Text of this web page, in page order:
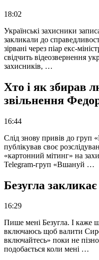
18:02
Українські захисники
закликали до
зірвані через піар екс-
свідчить відеозвернення
захисників, …
Хто і як збирав
звільнення
16:44
Слід знову привів до груп
публікував своє
«картонний мітинг» на
Telegram-груп «Вшануй …
Безугла
16:29
Пише мені Безугла. І каже
включаюсь щоб валити
включайтесь» поки не
подобається коли мені …